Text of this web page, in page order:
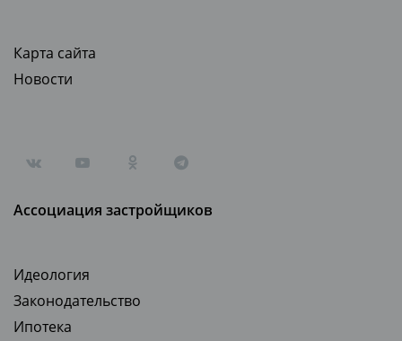
Карта сайта
Новости
Ассоциация застройщиков
Идеология
Законодательство
Ипотека